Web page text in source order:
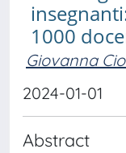
1000
Giovanna
2024-01-01
Abstract